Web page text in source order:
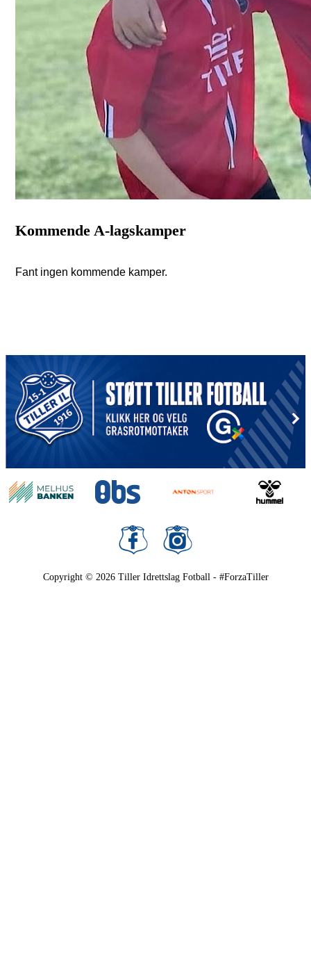
Kommende A-lagskamper
Fant ingen kommende kamper.
Copyright © 2026 Tiller Idrettslag Fotball - #ForzaTiller